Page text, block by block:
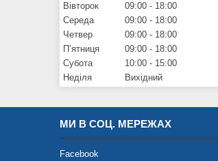
Вівторок
09:00
18:00
Середа
09:00
18:00
Четвер
09:00
18:00
Пʼятниця
09:00
18:00
Субота
10:00
15:00
Неділя
Вихідний
МИ В СОЦ. МЕРЕЖАХ
Facebook